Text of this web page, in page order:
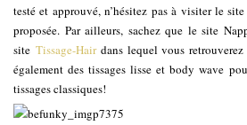
testé et approuvé, n’hésitez pas à visiter le
proposée. Par ailleurs, sachez que le site
site Tissage-Hairdans lequel vous
également des tissages lisse et body wave
tissages classiques!